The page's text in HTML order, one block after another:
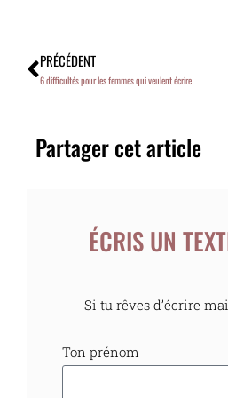
PRÉCÉDENT
6 difficultés pour les femmes qui veulent écrire
Partager cet article
ÉCRIS UN
Si tu rêves d’écrire
Ton prénom